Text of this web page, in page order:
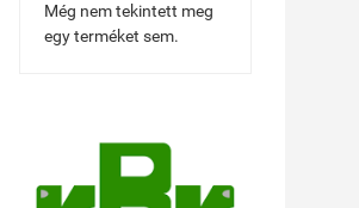
Még nem tekintett meg
egy terméket sem.